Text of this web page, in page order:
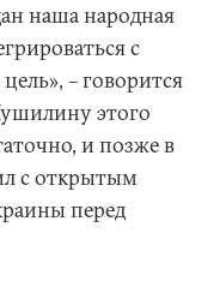
наша народная
с
– говорится
этого
и позже в
с открытым
перед